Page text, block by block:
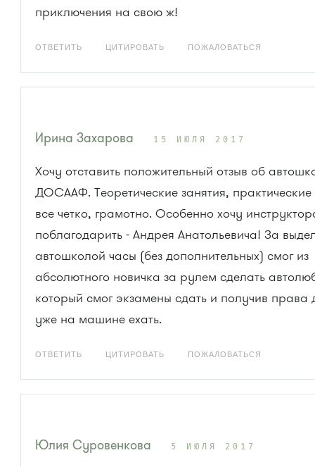
приключения на свою ж!
ОТВЕТИТЬ ЦИТИРОВАТЬ ПОЖАЛОВАТЬСЯ
Ирина Захарова 15 ИЮЛЯ 2017
Хочу отставить положительный отзыв об
ДОСААФ. Теоретические занятия, практические
все четко, грамотно. Особенно хочу
поблагодарить - Андрея Анатольевича! За
автошколой часы (без дополнительных) смог из
абсолютного новичка за рулем сделать
который смог экзамены сдать и получив права
уже на машине ехать.
ОТВЕТИТЬ ЦИТИРОВАТЬ ПОЖАЛОВАТЬСЯ
Юлия Суровенкова 5 ИЮЛЯ 2017